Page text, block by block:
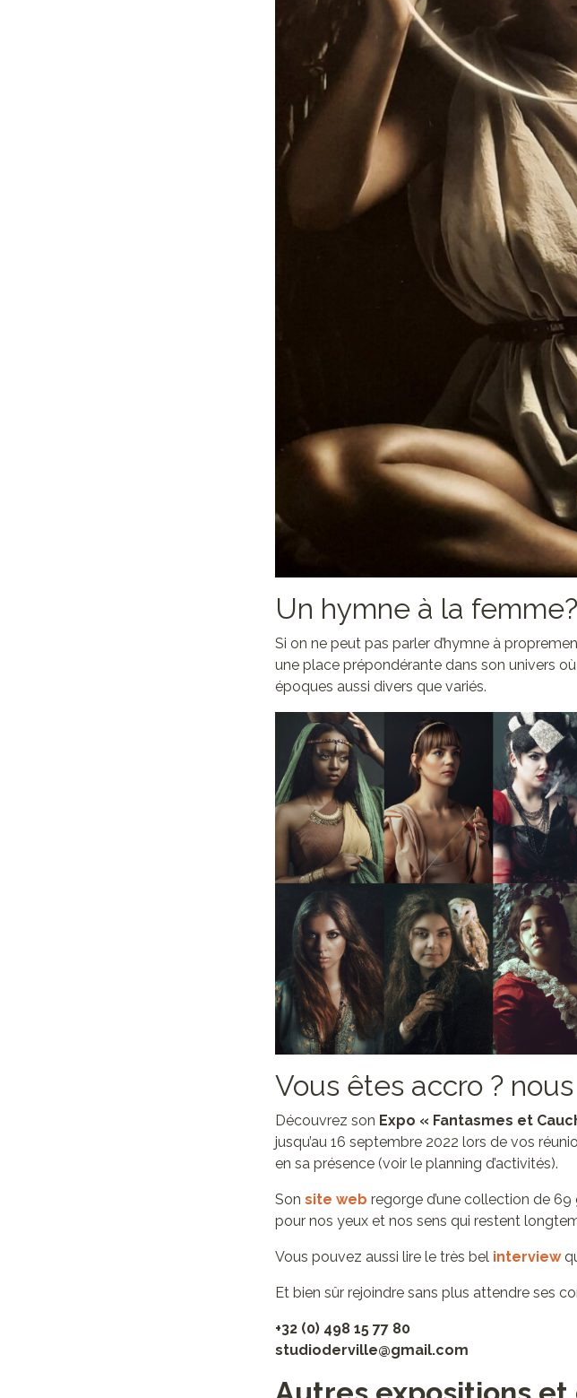
Un hymne à la femme?
Si on ne peut pas parler d’hymne à
une place prépondérante dans son univers
époques aussi divers que variés.
Vous êtes accro ?
Découvrez son Expo « Fantasmes et
jusqu’au 16 septembre 2022 lors de vos
en sa présence (voir le planning d’activités).
Son site web regorge d’une collection de 69
pour nos yeux et nos sens qui restent
Vous pouvez aussi lire le très bel interview
Et bien sûr rejoindre sans plus attendre ses
+32 (0) 498 15 77 80
studioderville@gmail.com